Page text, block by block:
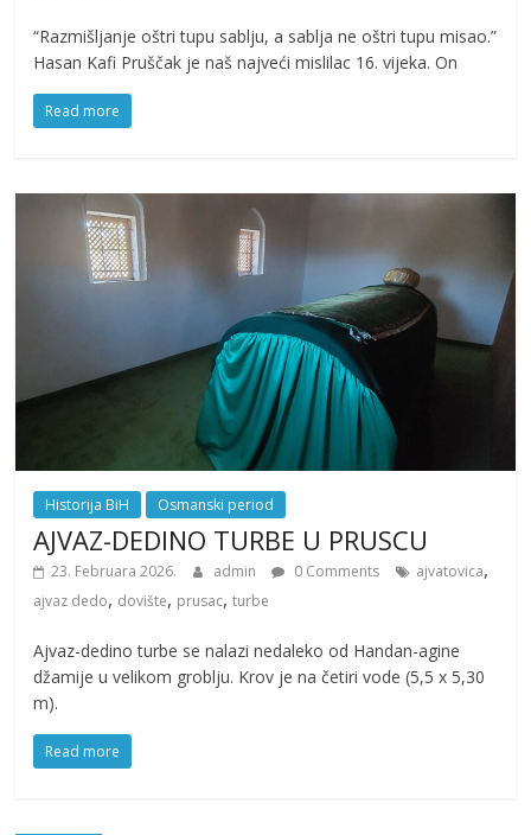
“Razmišljanje oštri tupu sablju, a sablja ne oštri tupu misao.”
Hasan Kafi Pruščak je naš najveći mislilac 16. vijeka. On
Read more
Historija BiH Osmanski period
AJVAZ-DEDINO TURBE U PRUSCU
23. Februara 2026. admin 0 Comments ajvatovica,
ajvaz dedo, dovište, prusac,turbe
Ajvaz-dedino turbe se nalazi nedaleko od Handan-agine
džamije u velikom groblju. Krov je na četiri vode (5,5 x 5,30
m).
Read more